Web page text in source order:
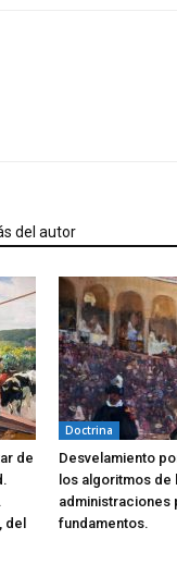
del autor
de
del
Doctrina
Desvelamiento
los algoritmos de
administraciones
fundamentos.